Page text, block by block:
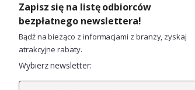
Zapisz się na listę odbiorców
bezpłatnego newslettera!
Bądź na bieżąco z informacjami z branży, zyskaj
atrakcyjne rabaty.
Wybierz newsletter: